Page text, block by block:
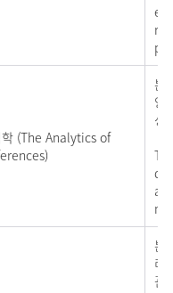
학 (The Analytics of
본
양
성
본
리
관